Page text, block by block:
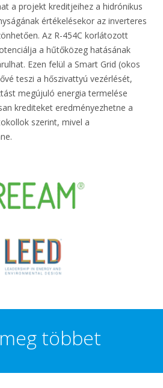
a projekt kreditjeihez a hidrónikus
értékelésekor az inverteres
Az R-454C korlátozott
a hűtőközeg hatásának
Ezen felül a Smart Grid (okos
teszi a hőszivattyú vezérlését,
megújuló energia termelése
krediteket eredményezhetne a
szerint, mivel a
többet